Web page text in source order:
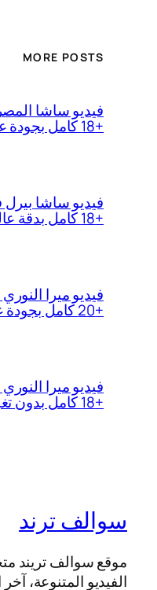
MORE POSTS
فيديو ساشا
+18 كامل بجودة عالية
فيديو ساشا
+18 كامل بدقة عالية
فيديو ميرا
+20 كامل بجودة عالية
فيديو ميرا النوري
+18 كامل بدون تغبيش
سوالف ترند
موقع سوالف
الفيديو المتنوعة،